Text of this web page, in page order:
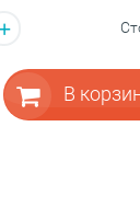
+
В